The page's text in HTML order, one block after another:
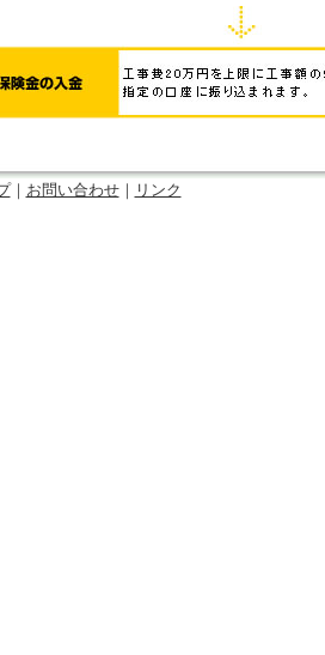
｜ お問い合わせ｜ リンク